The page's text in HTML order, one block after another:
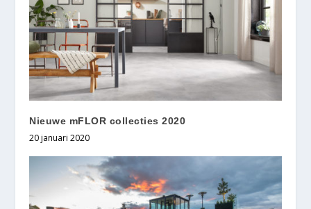
Nieuwe mFLOR collecties 2020
20 januari 2020